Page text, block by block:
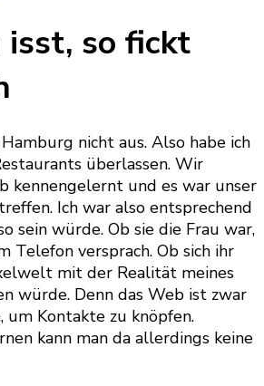
isst, so fickt
nicht aus. Also habe ich
überlassen. Wir
kennengelernt und es war unser
Ich war also entsprechend
sein würde. Ob sie die Frau war,
Telefon versprach. Ob sich ihr
mit der Realität meines
würde. Denn das Web ist zwar
um Kontakte zu knöpfen.
kann man da allerdings keine